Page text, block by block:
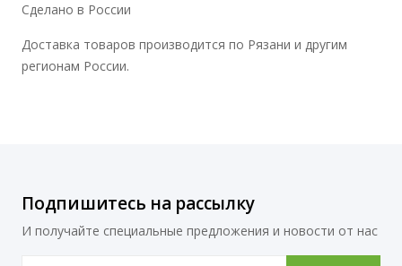
Сделано в России
Доставка товаров производится по Рязани и другим
регионам России.
Подпишитесь на рассылку
И получайте специальные предложения и новости от нас